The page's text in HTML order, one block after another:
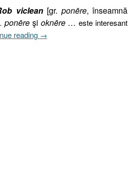
viclean [gr. ponēre, înseamnă
ponēreşioknēre …este interesant
reading „Pilda
→